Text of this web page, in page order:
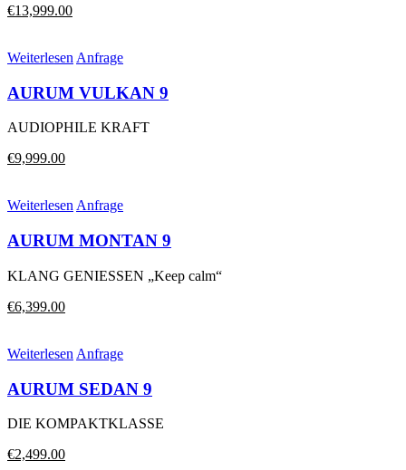
Ursprünglicher
€14,000.00
€13,999.00Aktueller
€13,999.00.
Weiterlesen Anfrage
AURUM VULKAN 9
AUDIOPHILE KRAFT
Ursprünglicher
€10,000.00
€9,999.00Aktueller
€9,999.00.
WeiterlesenAnfrage
AURUM MONTAN 9
KLANG GENIESSEN „Keep calm“
Ursprünglicher
€6,400.00
€6,399.00Aktueller
€6,399.00.
Weiterlesen Anfrage
AURUM SEDAN 9
DIE KOMPAKTKLASSE
Ursprünglicher
€2,499.00Aktueller